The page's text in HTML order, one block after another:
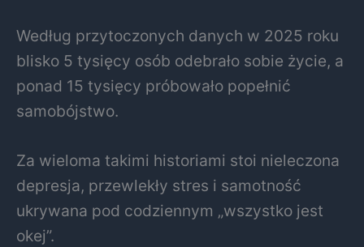
Według przytoczonych danych w 2025 roku
blisko 5 tysięcy osób odebrało sobie życie, a
ponad 15 tysięcy próbowało popełnić
samobójstwo.
Za wieloma takimi historiami stoi nieleczona
depresja, przewlekły stres i samotność
ukrywana pod codziennym „wszystko jest
okej”.